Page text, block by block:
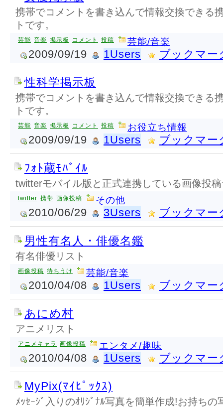
携帯でコメントを書き込んで情報交換できる
トです。
芸能 音楽 掲示板 コメント 投稿 芸能/音楽
2009/09/19 1Users ブックマー
性科学掲示板
携帯でコメントを書き込んで情報交換できる
トです。
芸能 音楽 掲示板 コメント 投稿 お役立ち情報
2009/09/19 1Users ブックマー
ﾌｫﾄ蔵ﾓﾊﾞｲﾙ
twitterモバイル版と正式連携している画像投
twitter 携帯 画像投稿 その他
2010/06/29 3Users ブックマー
男性有名人・俳優名鑑
有名俳優リスト
画像投稿 待ちうけ 芸能/音楽
2010/04/08 1Users ブックマー
あにめ村
アニメリスト
アニメキャラ 画像投稿 エンタメ/趣味
2010/04/08 1Users ブックマー
MyPix(ﾏｲﾋﾟｯｸｽ)
ﾒｯｾｰｼﾞ入りのｵﾘｼﾞﾅﾙ写真を簡単作成!お持ち